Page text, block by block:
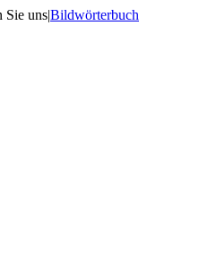
Sie uns|Bildwörterbuch